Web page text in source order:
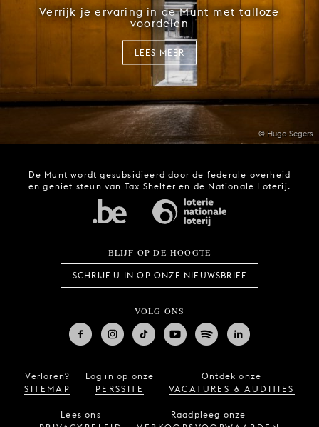
© Hugo Segers
Verrijk je ervaring in de Munt met talloze
voordelen
LEES MEER
De Munt wordt gesubsidieerd door de federale overheid
en geniet steun van Tax Shelter en de Nationale Loterij.
BLIJF OP DE HOOGTE
SCHRIJF U IN OP ONZE NIEUWSBRIEF
VOLG ONS
Verloren?
SITEMAP
Log in op onze
PERSSITE
Ontdek onze
VACATURES & AUDITIES
Lees ons
Raadpleeg onze